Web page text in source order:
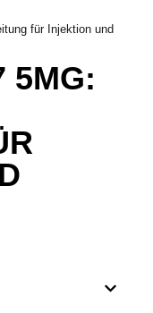
für Injektion und
5MG: